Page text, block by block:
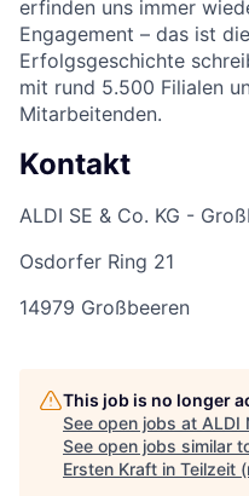
erfinden uns immer
Engagement – das ist
Erfolgsgeschichte
mit rund 5.500 Filialen
Mitarbeitenden.
Kontakt
ALDI SE & Co. KG -
Osdorfer Ring 21
14979 Großbeeren
This job is no longer
See open jobs at ALDI
See open jobs similar
Ersten Kraft in Teilzeit